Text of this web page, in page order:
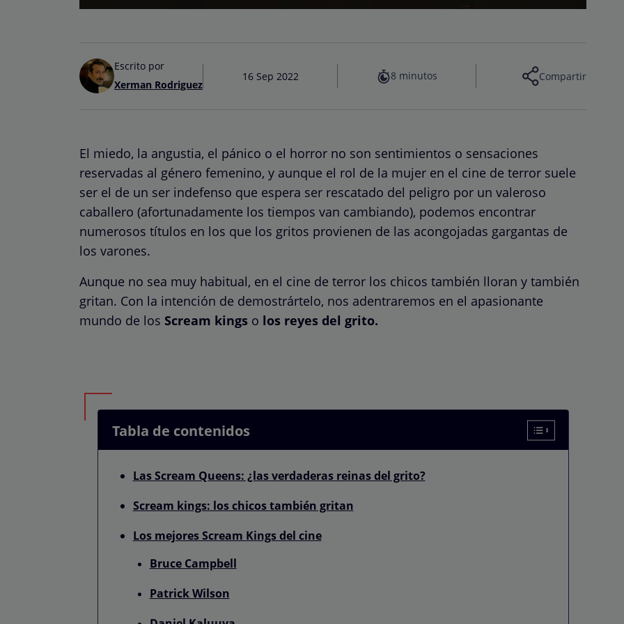
Escrito por
Xerman Rodriguez
16 Sep 2022 8 minutos Compartir
El miedo, la angustia, el pánico o el horror no son sentimientos o sensaciones
reservadas al género femenino, y aunque el rol de la mujer en el cine de terror suele
ser el de un ser indefenso que espera ser rescatado del peligro por un valeroso
caballero (afortunadamente los tiempos van cambiando), podemos encontrar
numerosos títulos en los que los gritos provienen de las acongojadas gargantas de
los varones.
Aunque no sea muy habitual, en el cine de terror los chicos también lloran y también
gritan. Con la intención de demostrártelo, nos adentraremos en el apasionante
mundo de los Scream kings o los reyes del grito.
Tabla de contenidos
Las Scream Queens: ¿las verdaderas reinas del grito?
Scream kings: los chicos también gritan
Los mejores Scream Kings del cine
Bruce Campbell
Patrick Wilson